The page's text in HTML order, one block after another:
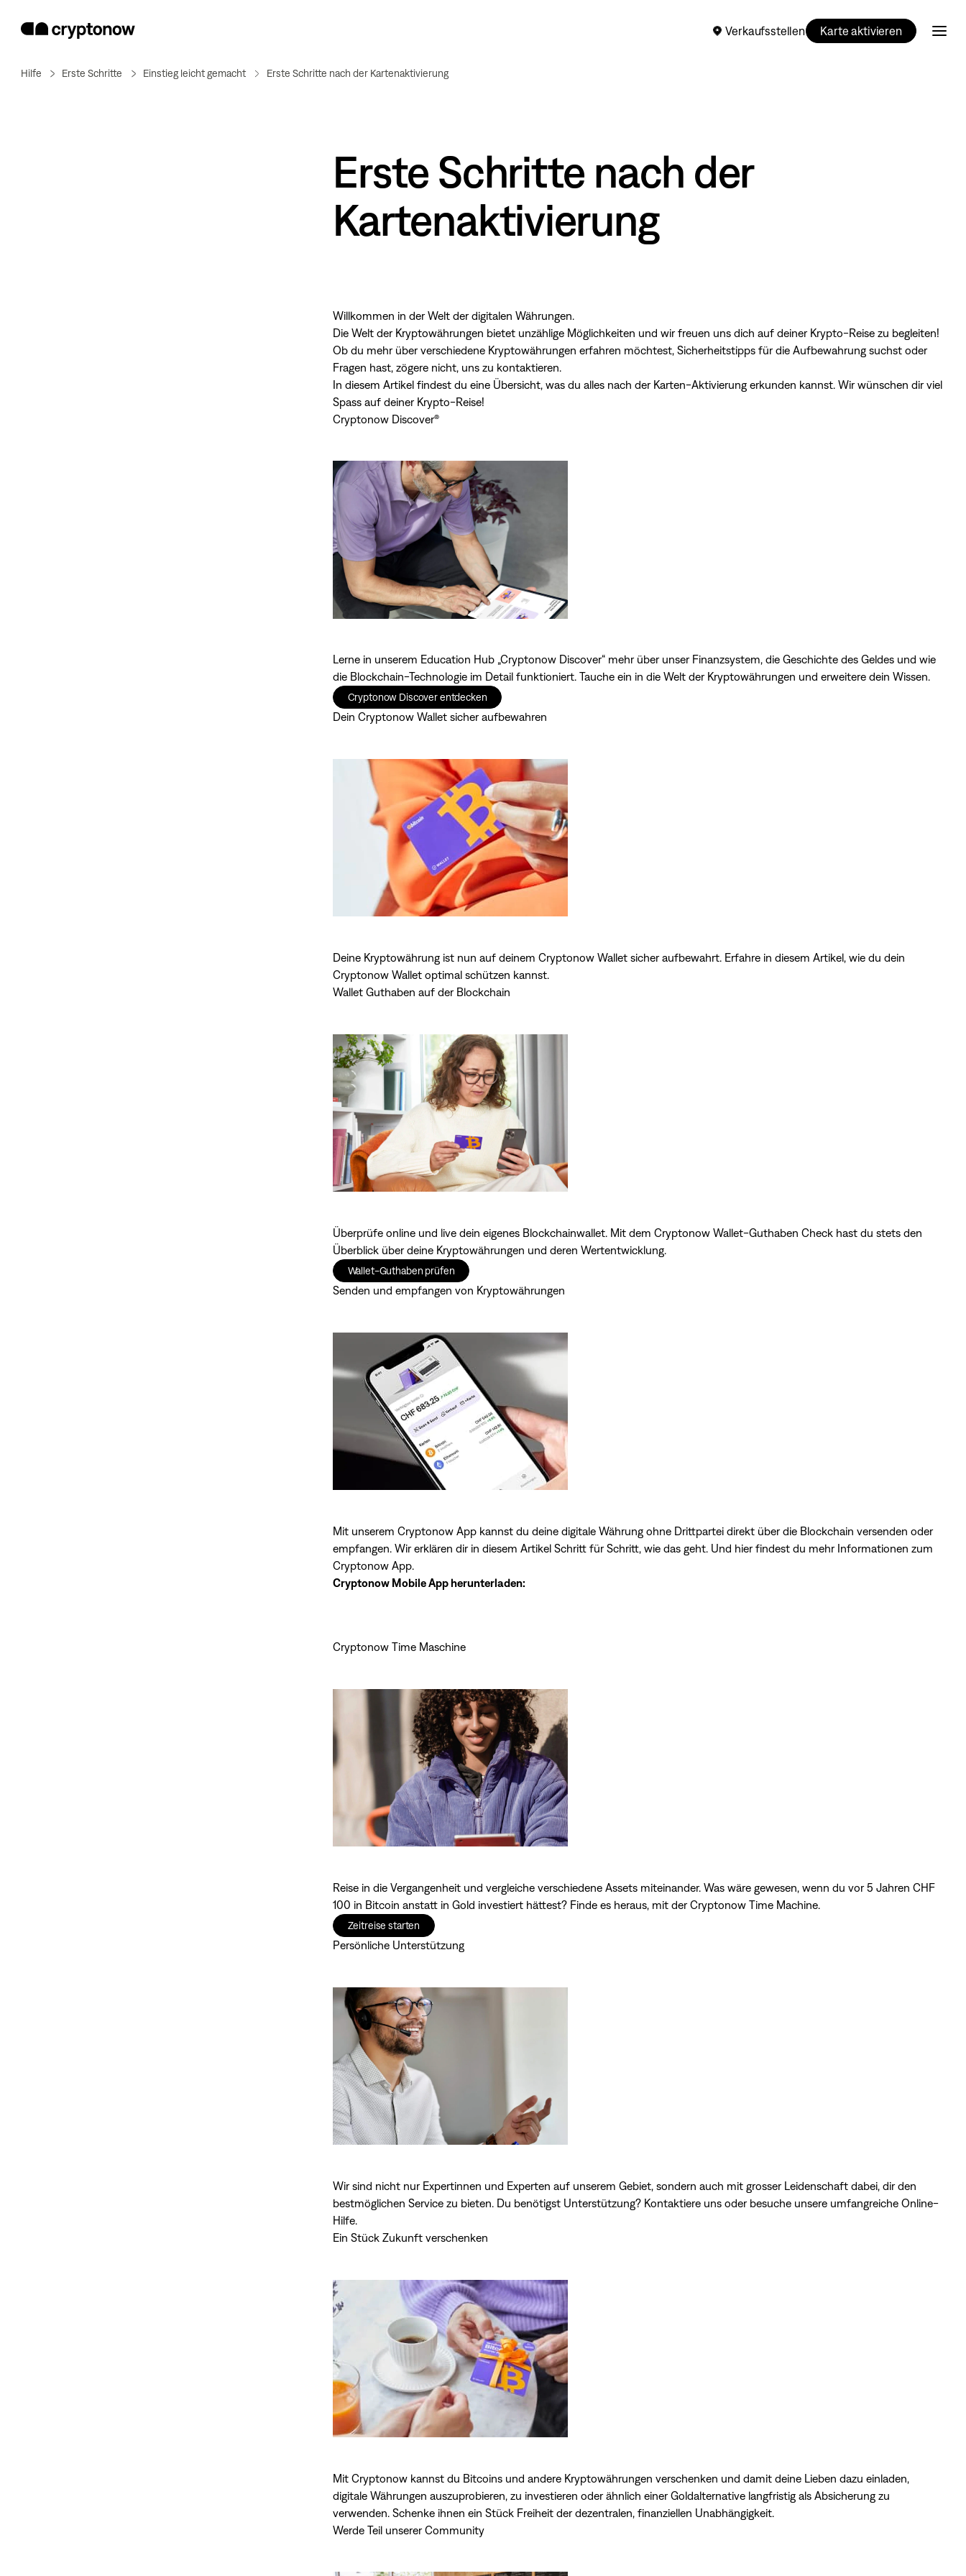
Verkaufsstellen Karte aktivieren
Hilfe Erste Schritte Einstieg leicht gemacht Erste Schritte nach der Kartenaktivierung
Erste Schritte nach der
Kartenaktivierung
Willkommen in der Welt der digitalen Währungen.
Die Welt der Kryptowährungen bietet unzählige Möglichkeiten und wir freuen uns dich auf deiner Krypto-Reise zu begleiten!
Ob du mehr über verschiedene Kryptowährungen erfahren möchtest, Sicherheitstipps für die Aufbewahrung suchst oder
Fragen hast, zögere nicht, uns zu kontaktieren.
In diesem Artikel findest du eine Übersicht, was du alles nach der Karten-Aktivierung erkunden kannst. Wir wünschen dir viel
Spass auf deiner Krypto-Reise!
Cryptonow Discover®
Lerne in unserem Education Hub „Cryptonow Discover“ mehr über unser Finanzsystem, die Geschichte des Geldes und wie
die Blockchain-Technologie im Detail funktioniert. Tauche ein in die Welt der Kryptowährungen und erweitere dein Wissen.
Cryptonow Discover entdecken
Dein Cryptonow Wallet sicher aufbewahren
Deine Kryptowährung ist nun auf deinem Cryptonow Wallet sicher aufbewahrt. Erfahre indiesem Artikel, wie du dein
Cryptonow Wallet optimal schützen kannst.
Wallet Guthaben auf der Blockchain
Überprüfe online und live dein eigenes Blockchainwallet. Mit dem Cryptonow Wallet-Guthaben Check hast du stets den
Überblick über deine Kryptowährungen und deren Wertentwicklung.
Wallet-Guthaben prüfen
Senden und empfangen von Kryptowährungen
Mit unserem Cryptonow App kannst du deine digitale Währung ohne Drittpartei direkt über die Blockchain versenden oder
empfangen. Wir erklären dir indiesem Artikel Schritt für Schritt, wie das geht. Und hierfindest du mehr Informationen zum
Cryptonow App.
Cryptonow Mobile App herunterladen:
Cryptonow Time Maschine
Reise in die Vergangenheit und vergleiche verschiedene Assets miteinander. Was wäre gewesen, wenn du vor 5 Jahren CHF
100 in Bitcoin anstatt in Gold investiert hättest? Finde es heraus, mit der Cryptonow Time Machine.
Zeitreise starten
Persönliche Unterstützung
Wir sind nicht nur Expertinnen und Experten auf unserem Gebiet, sondern auch mit grosser Leidenschaft dabei, dir den
bestmöglichen Service zu bieten. Du benötigst Unterstützung? Kontaktiere uns oder besuche unsere umfangreicheOnline-
Hilfe.
Ein Stück Zukunft verschenken
Mit Cryptonow kannst du Bitcoins und andere Kryptowährungen verschenken und damit deine Lieben dazu einladen,
digitale Währungen auszuprobieren, zu investieren oder ähnlich einer Goldalternative langfristig als Absicherung zu
verwenden. Schenke ihnen ein Stück Freiheit der dezentralen, finanziellen Unabhängigkeit.
Werde Teil unserer Community